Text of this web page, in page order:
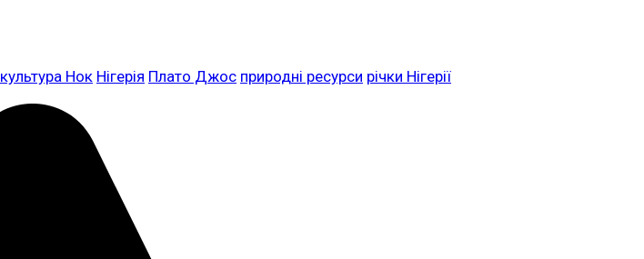
культура Нок Нігерія Плато Джос природні ресурси річки Нігерії